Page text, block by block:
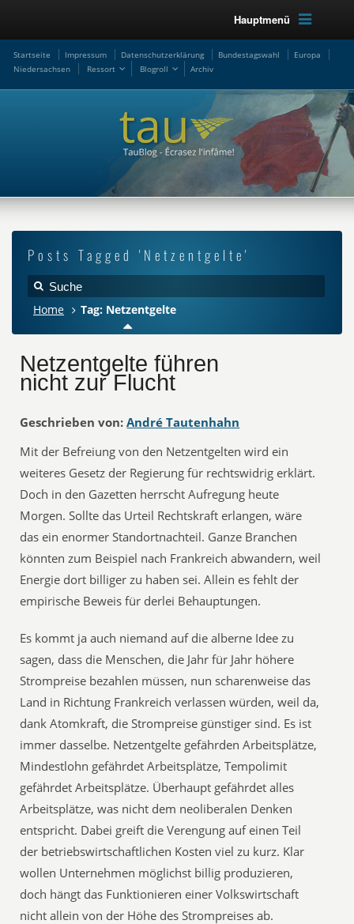
Hauptmenü
Startseite Impressum Datenschutzerklärung Bundestagswahl
Europa
Niedersachsen
Ressort Blogroll Archiv
Posts Tagged 'Netzentgelte'
Home Tag: Netzentgelte
Netzentgelte führen
nicht zur Flucht
Geschrieben von: André Tautenhahn
Mit der Befreiung von den Netzentgelten wird ein
weiteres Gesetz der Regierung für rechtswidrig erklärt.
Doch in den Gazetten herrscht Aufregung heute
Morgen. Sollte das Urteil Rechtskraft erlangen, wäre
das ein enormer Standortnachteil. Ganze Branchen
könnten zum Beispiel nach Frankreich abwandern, weil
Energie dort billiger zu haben sei. Allein es fehlt der
empirische Beweis für derlei Behauptungen.
Es kommt ja auch niemand auf die alberne Idee zu
sagen, dass die Menschen, die Jahr für Jahr höhere
Strompreise bezahlen müssen, nun scharenweise das
Land in Richtung Frankreich verlassen würden, weil da,
dank Atomkraft, die Strompreise günstiger sind. Es ist
immer dasselbe. Netzentgelte gefährden Arbeitsplätze,
Mindestlohn gefährdet Arbeitsplätze, Tempolimit
gefährdet Arbeitsplätze. Überhaupt gefährdet alles
Arbeitsplätze, was nicht dem neoliberalen Denken
entspricht. Dabei greift die Verengung auf einen Teil
der betriebswirtschaftlichen Kosten viel zu kurz. Klar
wollen Unternehmen möglichst billig produzieren,
doch hängt das Funktionieren einer Volkswirtschaft
nicht allein von der Höhe des Strompreises ab.